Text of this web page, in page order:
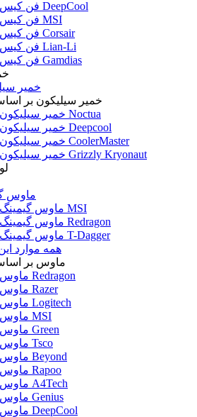
فن کیس DeepCool
فن کیس MSI
فن کیس Corsair
فن کیس Lian-Li
فن کیس Gamdias
خمیر
خمیر سیلیکون بر
خمیر سیلیکون Noctua
خمیر سیلیکون Deepcool
خمیر سیلیکون CoolerMaster
خمیر سیلیکون Grizzly Kryonaut
ماوس
ماوس گیمینگ MSI
ماوس گیمینگ Redragon
ماوس گیمینگ T-Dagger
همه موارد
ماوس بر
ماوس Redragon
ماوس Razer
ماوس Logitech
ماوس MSI
ماوس Green
ماوس Tsco
ماوس Beyond
ماوس Rapoo
ماوس A4Tech
ماوس Genius
ماوس DeepCool